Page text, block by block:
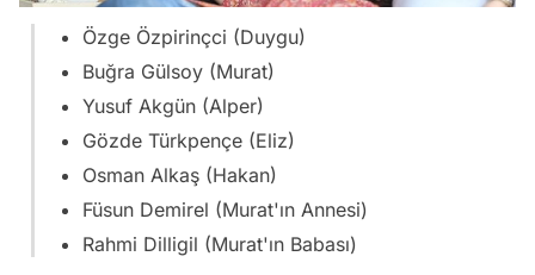
Özge Özpirinçci (Duygu)
Buğra Gülsoy (Murat)
Yusuf Akgün (Alper)
Gözde Türkpençe (Eliz)
Osman Alkaş (Hakan)
Füsun Demirel (Murat'ın Annesi)
Rahmi Dilligil (Murat'ın Babası)